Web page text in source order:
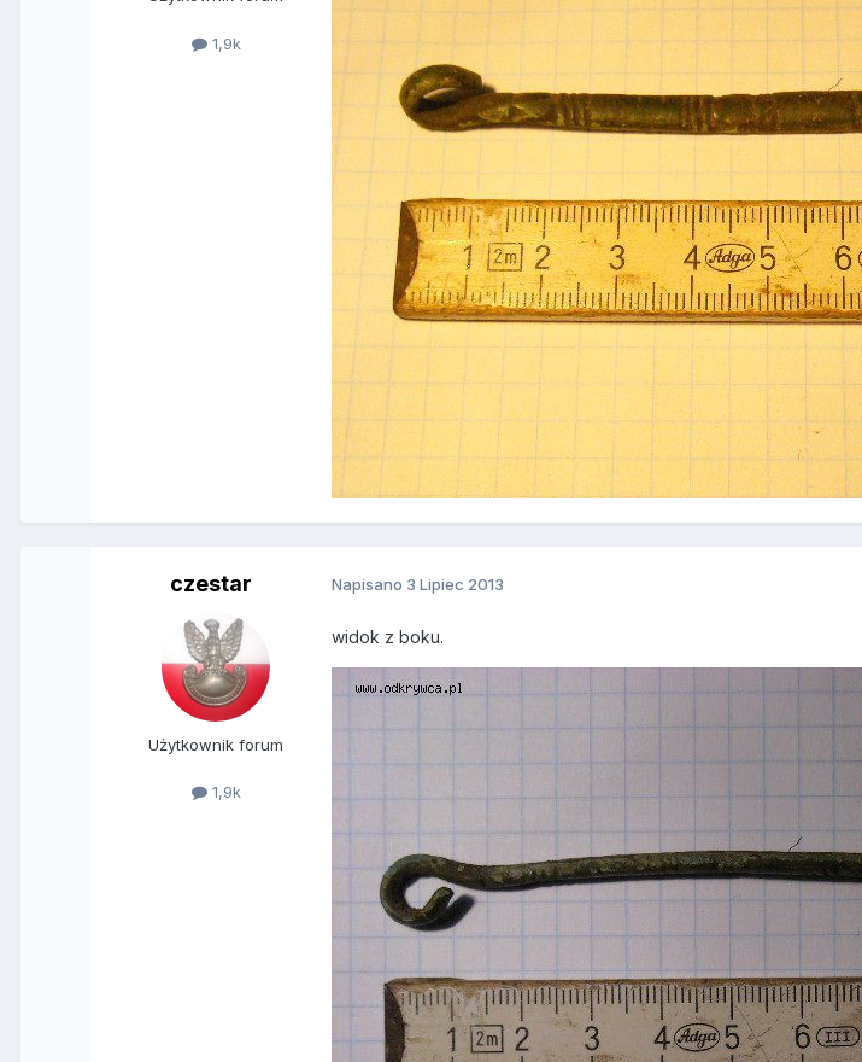
1,9k
czestar
Użytkownik forum
1,9k
Napisano 3 Lipiec 2013
widok z boku.